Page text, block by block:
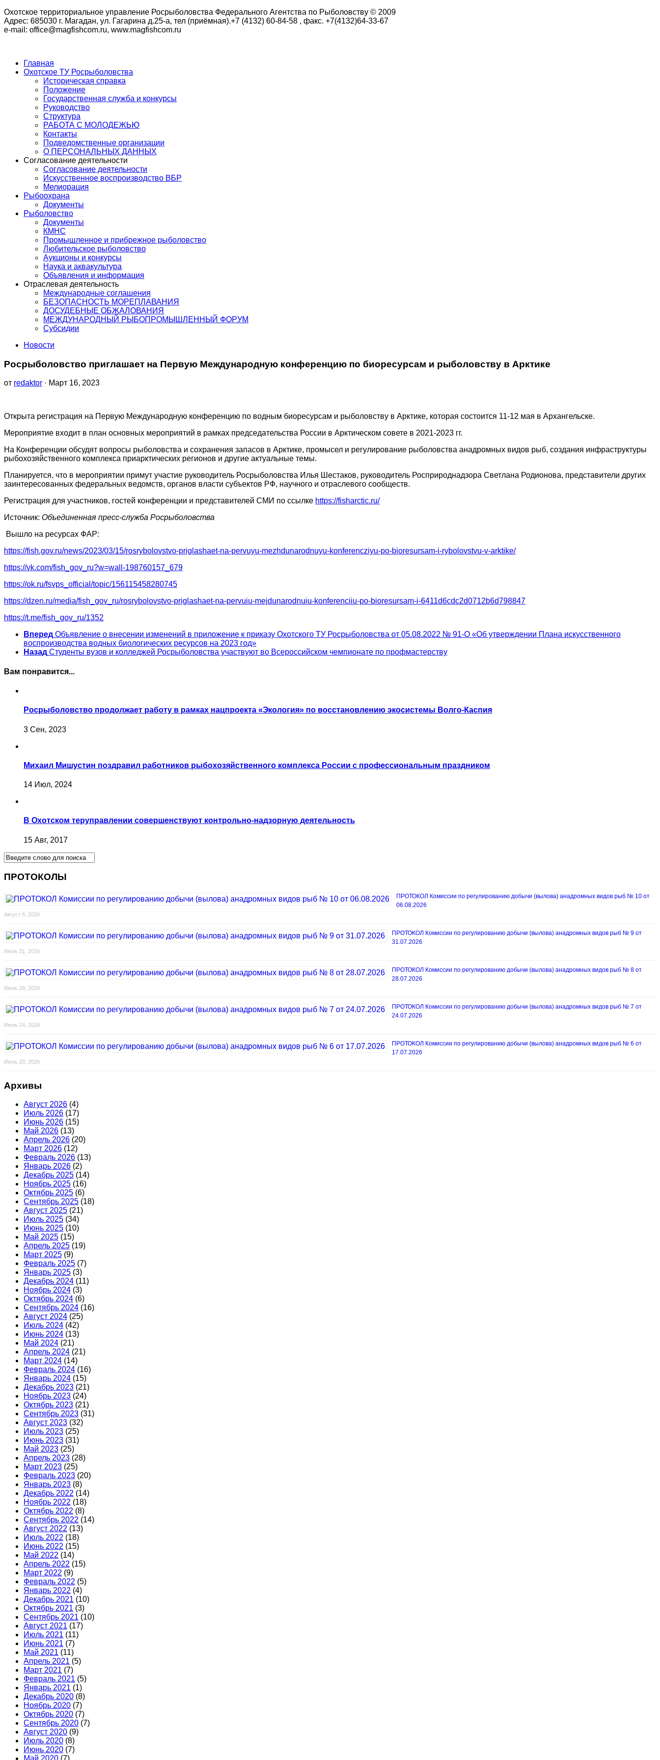
Охотское территориальное управление Росрыболовства Федерального Агентства по Рыболовству © 2009
Адрес: 685030 г. Магадан, ул. Гагарина д.25-а, тел (приёмная).+7 (4132) 60-84-58 , факс. +7(4132)64-33-67
e-mail: office@magfishcom.ru, www.magfishcom.ru
Главная
Охотское ТУ Росрыболовства
Историческая справка
Положение
Государственная служба и конкурсы
Руководство
Структура
РАБОТА С МОЛОДЕЖЬЮ
Контакты
Подведомственные организации
О ПЕРСОНАЛЬНЫХ ДАННЫХ
Согласование деятельности
Согласование деятельности
Искусственное воспроизводство ВБР
Мелиорация
Рыбоохрана
Документы
Рыболовство
Документы
КМНС
Промышленное и прибрежное рыболовство
Любительское рыболовство
Аукционы и конкурсы
Наука и аквакультура
Объявления и информация
Отраслевая деятельность
Международные соглашения
БЕЗОПАСНОСТЬ МОРЕПЛАВАНИЯ
ДОСУДЕБНЫЕ ОБЖАЛОВАНИЯ
МЕЖДУНАРОДНЫЙ РЫБОПРОМЫШЛЕННЫЙ ФОРУМ
Субсидии
Новости
Росрыболовство приглашает на Первую Международную конференцию по биоресурсам и рыболовству в Арктике
от redaktor · Март 16, 2023
Открыта регистрация на Первую Международную конференцию по водным биоресурсам и рыболовству в Арктике, которая состоится 11-12 мая в Архангельске.
Мероприятие входит в план основных мероприятий в рамках председательства России в Арктическом совете в 2021-2023 гг.
На Конференции обсудят вопросы рыболовства и сохранения запасов в Арктике, промысел и регулирование рыболовства анадромных видов рыб, создания инфраструктуры
рыбохозяйственного комплекса приарктических регионов и другие актуальные темы.
Планируется, что в мероприятии примут участие руководитель Росрыболовства Илья Шестаков, руководитель Росприроднадзора Светлана Родионова, представители других
заинтересованных федеральных ведомств, органов власти субъектов РФ, научного и отраслевого сообществ.
Регистрация для участников, гостей конференции и представителей СМИ по ссылке https://fisharctic.ru/
Источник: Объединенная пресс-служба Росрыболовства
Вышло на ресурсах ФАР:
https://fish.gov.ru/news/2023/03/15/rosrybolovstvo-priglashaet-na-pervuyu-mezhdunarodnuyu-konferencziyu-po-bioresursam-i-rybolovstvu-v-arktike/
https://vk.com/fish_gov_ru?w=wall-198760157_679
https://ok.ru/fsvps_official/topic/156115458280745
https://dzen.ru/media/fish_gov_ru/rosrybolovstvo-priglashaet-na-pervuiu-mejdunarodnuiu-konferenciiu-po-bioresursam-i-6411d6cdc2d0712b6d798847
https://t.me/fish_gov_ru/1352
Вперед Объявление о внесении изменений в приложение к приказу Охотского ТУ Росрыболовства от 05.08.2022 № 91-О «Об утверждении Плана искусственного
воспроизводства водных биологических ресурсов на 2023 год»
Назад Студенты вузов и колледжей Росрыболовства участвуют во Всероссийском чемпионате по профмастерству
Вам понравится...
Росрыболовство продолжает работу в рамках нацпроекта «Экология» по восстановлению экосистемы Волго-Каспия
3 Сен, 2023
Михаил Мишустин поздравил работников рыбохозяйственного комплекса России с профессиональным праздником
14 Июл, 2024
В Охотском теруправлении совершенствуют контрольно-надзорную деятельность
15 Авг, 2017
ПРОТОКОЛЫ
ПРОТОКОЛ Комиссии по регулированию добычи (вылова) анадромных видов рыб № 10 от
06.08.2026
Август 6, 2026
ПРОТОКОЛ Комиссии по регулированию добычи (вылова) анадромных видов рыб № 9 от
31.07.2026
Июль 31, 2026
ПРОТОКОЛ Комиссии по регулированию добычи (вылова) анадромных видов рыб № 8 от
28.07.2026
Июль 29, 2026
ПРОТОКОЛ Комиссии по регулированию добычи (вылова) анадромных видов рыб № 7 от
24.07.2026
Июль 24, 2026
ПРОТОКОЛ Комиссии по регулированию добычи (вылова) анадромных видов рыб № 6 от
17.07.2026
Июль 20, 2026
Архивы
Август 2026 (4)
Июль 2026 (17)
Июнь 2026 (15)
Май 2026 (13)
Апрель 2026 (20)
Март 2026 (12)
Февраль 2026 (13)
Январь 2026 (2)
Декабрь 2025 (14)
Ноябрь 2025 (16)
Октябрь 2025 (6)
Сентябрь 2025 (18)
Август 2025 (21)
Июль 2025 (34)
Июнь 2025 (10)
Май 2025 (15)
Апрель 2025 (19)
Март 2025 (9)
Февраль 2025 (7)
Январь 2025 (3)
Декабрь 2024 (11)
Ноябрь 2024 (3)
Октябрь 2024 (6)
Сентябрь 2024 (16)
Август 2024 (25)
Июль 2024 (42)
Июнь 2024 (13)
Май 2024 (21)
Апрель 2024 (21)
Март 2024 (14)
Февраль 2024 (16)
Январь 2024 (15)
Декабрь 2023 (21)
Ноябрь 2023 (24)
Октябрь 2023 (21)
Сентябрь 2023 (31)
Август 2023 (32)
Июль 2023 (25)
Июнь 2023 (31)
Май 2023 (25)
Апрель 2023 (28)
Март 2023 (25)
Февраль 2023 (20)
Январь 2023 (8)
Декабрь 2022 (14)
Ноябрь 2022 (18)
Октябрь 2022 (8)
Сентябрь 2022 (14)
Август 2022 (13)
Июль 2022 (18)
Июнь 2022 (15)
Май 2022 (14)
Апрель 2022 (15)
Март 2022 (9)
Февраль 2022 (5)
Январь 2022 (4)
Декабрь 2021 (10)
Октябрь 2021 (3)
Сентябрь 2021 (10)
Август 2021 (17)
Июль 2021 (11)
Июнь 2021 (7)
Май 2021 (11)
Апрель 2021 (5)
Март 2021 (7)
Февраль 2021 (5)
Январь 2021 (1)
Декабрь 2020 (8)
Ноябрь 2020 (7)
Октябрь 2020 (7)
Сентябрь 2020 (7)
Август 2020 (9)
Июль 2020 (8)
Июнь 2020 (7)